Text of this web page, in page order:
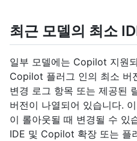
최근 모델의 최소
일부 모델에는 Copilot 지원
Copilot 플러그 인의 최소 버
변경 로그 항목 또는 제공된
버전이 나열되어 있습니다.
이 롤아웃될 때 변경될 수 있
IDE 및 Copilot 확장 또는 플